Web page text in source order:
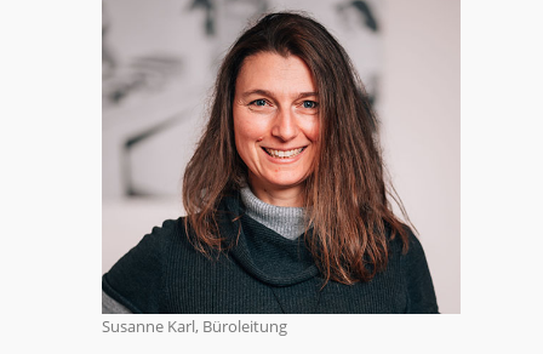
Susanne Karl, Büroleitung